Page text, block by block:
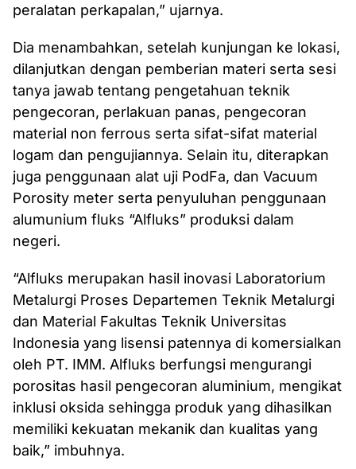
peralatan perkapalan,” ujarnya.
Dia menambahkan, setelah kunjungan ke lokasi,
dilanjutkan dengan pemberian materi serta sesi
tanya jawab tentang pengetahuan teknik
pengecoran, perlakuan panas, pengecoran
material non ferrous serta sifat-sifat material
logam dan pengujiannya. Selain itu, diterapkan
juga penggunaan alat uji PodFa, dan Vacuum
Porosity meter serta penyuluhan penggunaan
alumunium fluks “Alfluks” produksi dalam
negeri.
“Alfluks merupakan hasil inovasi Laboratorium
Metalurgi Proses Departemen Teknik Metalurgi
dan Material Fakultas Teknik Universitas
Indonesia yang lisensi patennya di komersialkan
oleh PT. IMM. Alfluks berfungsi mengurangi
porositas hasil pengecoran aluminium, mengikat
inklusi oksida sehingga produk yang dihasilkan
memiliki kekuatan mekanik dan kualitas yang
baik,” imbuhnya.